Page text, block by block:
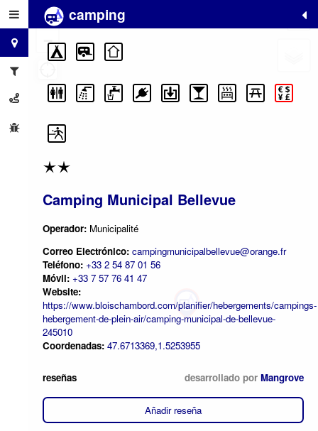
camping
Camping Municipal Bellevue
Operador: Municipalité
Correo Electrónico: campingmunicipalbellevue@orange.fr
Teléfono: +33 2 54 87 01 56
Móvil: +33 7 57 76 41 47
Website:
https://www.bloischambord.com/planifier/hebergements/campings-
hebergement-de-plein-air/camping-municipal-de-bellevue-
245010
Coordenadas: 47.6713369,1.5253955
reseñas desarrollado por Mangrove
Añadir reseña
+
−